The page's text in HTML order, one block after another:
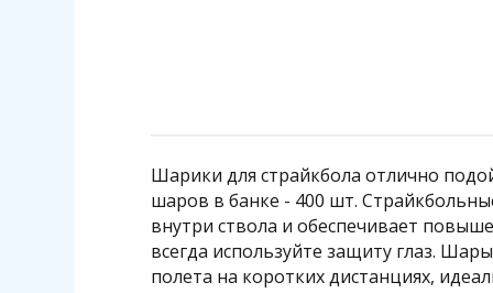
Шарики для страйкбола отлично
шаров в банке - 400 шт.
внутри ствола и обеспечивает
всегда используйте защиту глаз.
полета на коротких дистанциях,